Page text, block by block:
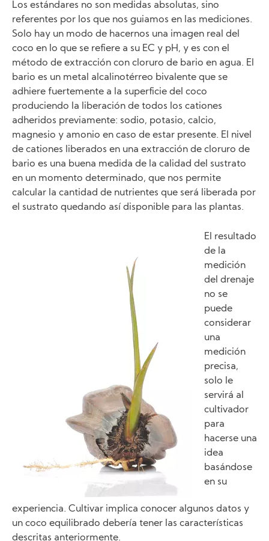
Los estándares no son medidas absolutas, sino
referentes por los que nos guiamos en las mediciones.
Solo hay un modo de hacernos una imagen real del
coco en lo que se refiere a su EC y pH, y es con el
método de extracción con cloruro de bario en agua. El
bario es un metal alcalinotérreo bivalente que se
adhiere fuertemente a la superficie del coco
produciendo la liberación de todos los cationes
adheridos previamente: sodio, potasio, calcio,
magnesio y amonio en caso de estar presente. El nivel
de cationes liberados en una extracción de cloruro de
bario es una buena medida de la calidad del sustrato
en un momento determinado, que nos permite
calcular la cantidad de nutrientes que será liberada por
el sustrato quedando así disponible para las plantas.
El resultado
de la
medición
del drenaje
no se
puede
considerar
una
medición
precisa,
solo le
servirá al
cultivador
para
hacerse una
idea
basándose
en su
experiencia. Cultivar implica conocer algunos datos y
un coco equilibrado debería tener las características
descritas anteriormente.